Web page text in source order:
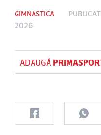
GIMNASTICA
2026
ADAUGĂ